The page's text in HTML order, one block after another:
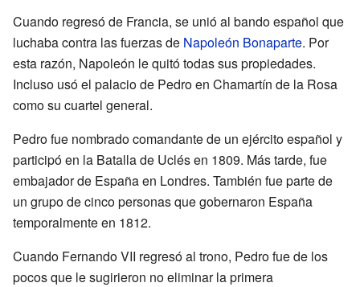
Cuando regresó de Francia, se unió al bando español que
luchaba contra las fuerzas de Napoleón Bonaparte. Por
esta razón, Napoleón le quitó todas sus propiedades.
Incluso usó el palacio de Pedro en Chamartín de la Rosa
como su cuartel general.
Pedro fue nombrado comandante de un ejército español y
participó en la Batalla de Uclés en 1809. Más tarde, fue
embajador de España en Londres. También fue parte de
un grupo de cinco personas que gobernaron España
temporalmente en 1812.
Cuando Fernando VII regresó al trono, Pedro fue de los
pocos que le sugirieron no eliminar la primera